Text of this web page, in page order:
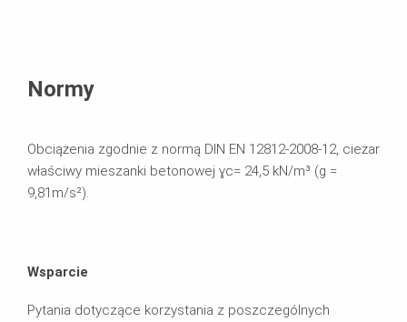
Normy
Obciążenia zgodnie z normą DIN EN 12812-2008-12, cieżar
właściwy mieszanki betonowej ɣc= 24,5 kN/m³ (g =
9,81m/s²).
Wsparcie
Pytania dotyczące korzystania z poszczególnych